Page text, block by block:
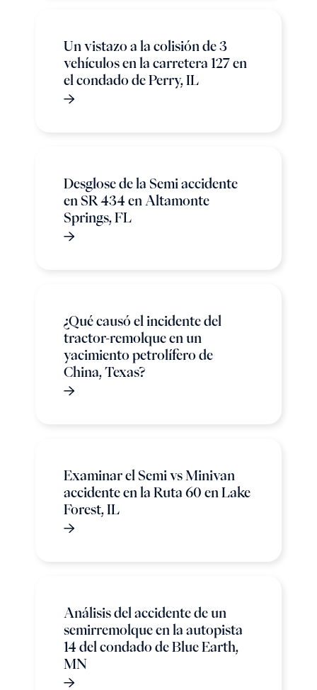
Un vistazo a la colisión de 3
vehículos en la carretera 127 en
el condado de Perry, IL
Desglose de la Semi accidente
en SR 434 en Altamonte
Springs, FL
¿Qué causó el incidente del
tractor-remolque en un
yacimiento petrolífero de
China, Texas?
Examinar el Semi vs Minivan
accidente en la Ruta 60 en Lake
Forest, IL
Análisis del accidente de un
semirremolque en la autopista
14 del condado de Blue Earth,
MN